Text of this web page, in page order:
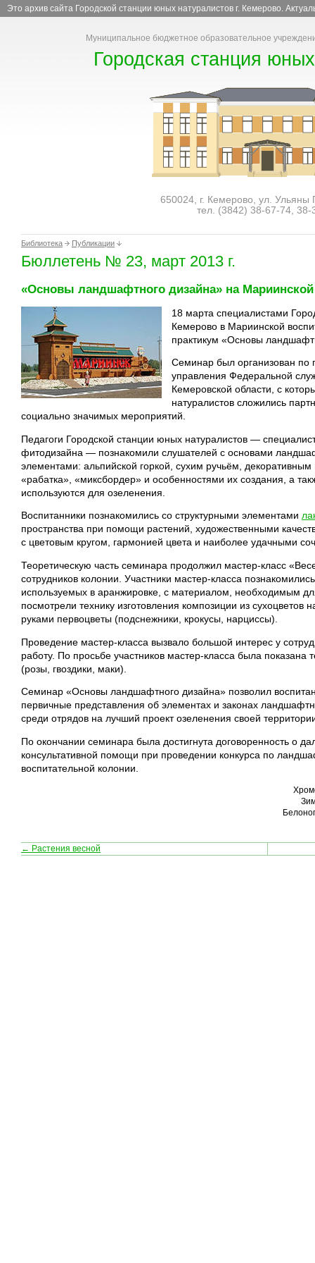
Это архив сайта Городской станции юных натуралистов г. Кемерово.
Муниципальное бюджетное образовательное
Городская станция
650024, г. Кемерово, ул. Ульяны
тел. (3842) 38-67-74, 38-
Библиотека Публикации
Бюллетень № 23, март 2013 г.
«Основы ландшафтного дизайна» на
18 марта специалистами
Кемерово в Мариинской
практикум «Основы
Семинар был организован по
управления Федеральной
Кемеровской области, с
натуралистов сложились
социально значимых мероприятий.
Педагоги Городской станции юных натуралистов —
фитодизайна — познакомили слушателей с основами
элементами: альпийской горкой, сухим ручьём,
«рабатка», «миксбордер» и особенностями их создания, а
используются для озеленения.
Воспитанники познакомились со структурными элементами
пространства при помощи растений, художественными
с цветовым кругом, гармонией цвета и наиболее удачными
Теоретическую часть семинара продолжил мастер-класс
сотрудников колонии. Участники мастер-класса
используемых в аранжировке, с материалом, необходимым
посмотрели технику изготовления композиции из сухоцветов
руками первоцветы (подснежники, крокусы, нарциссы).
Проведение мастер-класса вызвало большой интерес у
работу. По просьбе участников мастер-класса была показана
(розы, гвоздики, маки).
Семинар «Основы ландшафтного дизайна» позволил
первичные представления об элементах и законах
среди отрядов на лучший проект озеленения своей
По окончании семинара была достигнута договоренность о
консультативной помощи при проведении конкурса по
воспитательной колонии.
← Растения весной